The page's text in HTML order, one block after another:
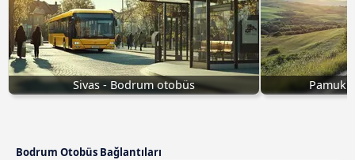
Sivas - Bodrum otobüs
Bodrum Otobüs Bağlantıları